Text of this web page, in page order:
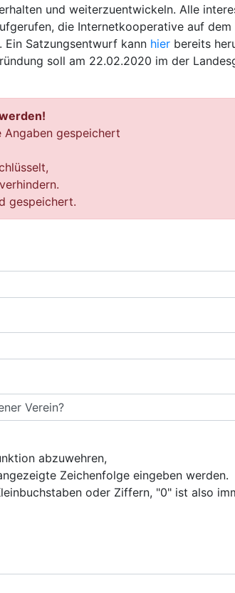
und weiterzuentwickeln. Alle
die Internetkooperative auf dem
Ein Satzungsentwurf kann hier bereits
soll am 22.02.2020 im der
Angaben gespeichert
gespeichert.
abzuwehren,
Zeichenfolge eingeben werden.
oder Ziffern, "0" ist also